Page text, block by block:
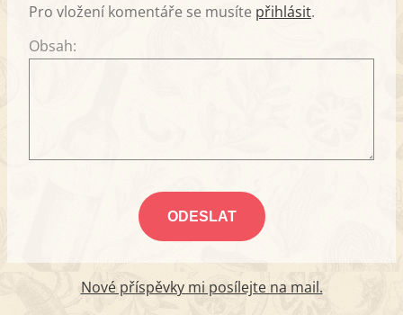
Pro vložení komentáře se musíte přihlásit.
Obsah:
Nové příspěvky mi posílejte na mail.